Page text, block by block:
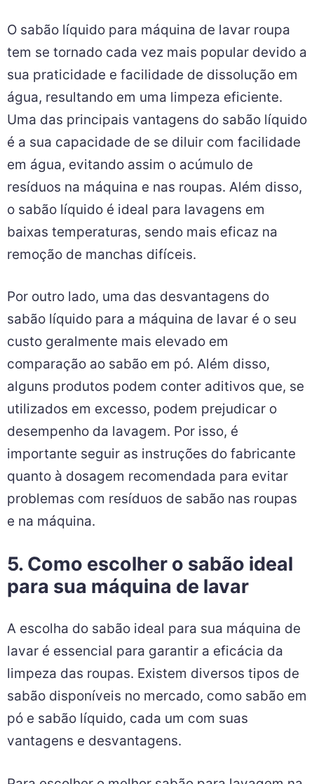
O sabão líquido para máquina de lavar roupa
tem se tornado cada vez mais popular devido a
sua praticidade e facilidade de dissolução em
água, resultando em uma limpeza eficiente.
Uma das principais vantagens do sabão líquido
é a sua capacidade de se diluir com facilidade
em água, evitando assim o acúmulo de
resíduos na máquina e nas roupas. Além disso,
o sabão líquido é ideal para lavagens em
baixas temperaturas, sendo mais eficaz na
remoção de manchas difíceis.
Por outro lado, uma das desvantagens do
sabão líquido para a máquina de lavar é o seu
custo geralmente mais elevado em
comparação ao sabão em pó. Além disso,
alguns produtos podem conter aditivos que, se
utilizados em excesso, podem prejudicar o
desempenho da lavagem. Por isso, é
importante seguir as instruções do fabricante
quanto à dosagem recomendada para evitar
problemas com resíduos de sabão nas roupas
e na máquina.
5. Como escolher o sabão ideal
para sua máquina de lavar
A escolha do sabão ideal para sua máquina de
lavar é essencial para garantir a eficácia da
limpeza das roupas. Existem diversos tipos de
sabão disponíveis no mercado, como sabão em
pó e sabão líquido, cada um com suas
vantagens e desvantagens.